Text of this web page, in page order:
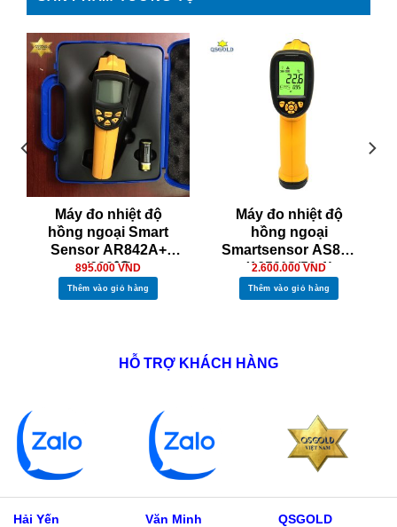
Máy đo nhiệt độ
hồng ngoại Smart
Sensor AR842A+
(600℃)
895.000 VND
Thêm vào giỏ hàng
Máy đo nhiệt độ
hồng ngoại
Smartsensor AS882
(1650°C/50:1)
2.600.000 VND
Thêm vào giỏ hàng
HỖ TRỢ KHÁCH HÀNG
Hải Yến
Văn Minh
QSGOLD